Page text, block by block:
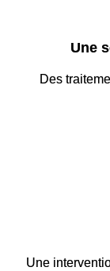
Une
Des
Une